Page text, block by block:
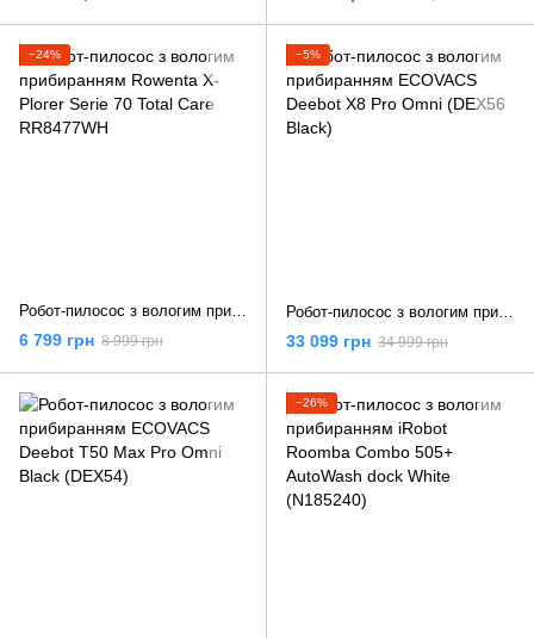
−24%
Робот-пилосос з вологим прибиранням Rowenta X-Plorer Serie 70 Total Care RR8477WH
6 799 грн 8 999 грн
−5%
Робот-пилосос з вологим прибиранням ECOVACS Deebot X8 Pro Omni (DEX56 Black)
33 099 грн 34 999 грн
−26%